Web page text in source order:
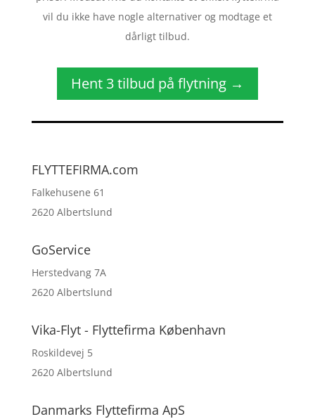
vil du ikke have nogle alternativer og modtage et
dårligt tilbud.
Hent 3 tilbud på flytning →
FLYTTEFIRMA.com
Falkehusene 61
2620 Albertslund
GoService
Herstedvang 7A
2620 Albertslund
Vika-Flyt - Flyttefirma København
Roskildevej 5
2620 Albertslund
Danmarks Flyttefirma ApS